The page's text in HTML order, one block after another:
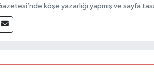
köşe yazarlığı yapmış ve sayfa